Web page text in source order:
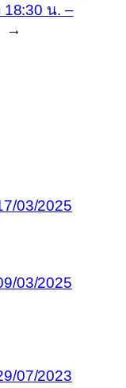
18:30 น. –
→
03/2025
03/2025
07/2023